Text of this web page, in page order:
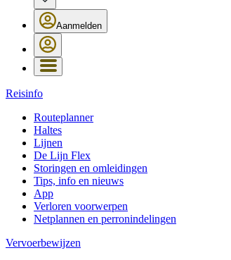
Aanmelden
Reisinfo
Routeplanner
Haltes
Lijnen
De Lijn Flex
Storingen en omleidingen
Tips, info en nieuws
App
Verloren voorwerpen
Netplannen en perronindelingen
Vervoerbewijzen